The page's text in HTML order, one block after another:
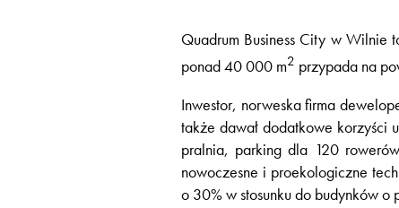
Quadrum Business City w Wilnie
ponad 40 000 m2 przypada na
Inwestor, norweska firma
także dawał dodatkowe korzyści
pralnia, parking dla 120
nowoczesne i proekologiczne
o 30% w stosunku do budynków o